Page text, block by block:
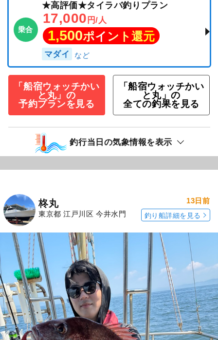
乗合
★高評価★タイラバ釣りプラン
17,000 円/人
1,500ポイント還元
マダイ
「船宿ウォッチかい
と丸」の
予約プランを見る
「船宿ウォッチかい
と丸」の
全ての釣果を見る
釣行当日の気象情報を表示
柊丸
東京都 江戸川区 今井水門
13日前
釣り船詳細を見る